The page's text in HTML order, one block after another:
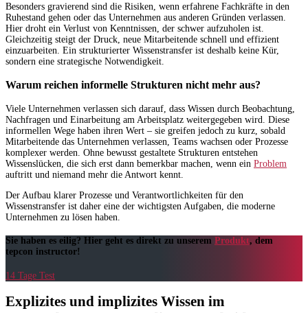
Besonders gravierend sind die Risiken, wenn erfahrene Fachkräfte in den
Ruhestand gehen oder das Unternehmen aus anderen Gründen verlassen.
Hier droht ein Verlust von Kenntnissen, der schwer aufzuholen ist.
Gleichzeitig steigt der Druck, neue Mitarbeitende schnell und effizient
einzuarbeiten. Ein strukturierter Wissenstransfer ist deshalb keine Kür,
sondern eine strategische Notwendigkeit.
Warum reichen informelle Strukturen nicht mehr aus?
Viele Unternehmen verlassen sich darauf, dass Wissen durch Beobachtung,
Nachfragen und Einarbeitung am Arbeitsplatz weitergegeben wird. Diese
informellen Wege haben ihren Wert – sie greifen jedoch zu kurz, sobald
Mitarbeitende das Unternehmen verlassen, Teams wachsen oder Prozesse
komplexer werden. Ohne bewusst gestaltete Strukturen entstehen
Wissenslücken, die sich erst dann bemerkbar machen, wenn ein Problem
auftritt und niemand mehr die Antwort kennt.
Der Aufbau klarer Prozesse und Verantwortlichkeiten für den
Wissenstransfer ist daher eine der wichtigsten Aufgaben, die moderne
Unternehmen zu lösen haben.
Sie haben es eilig? Hier geht es direkt zu unserem Produkt, dem
tepcon instructor!
14 Tage Test
Explizites und implizites Wissen im